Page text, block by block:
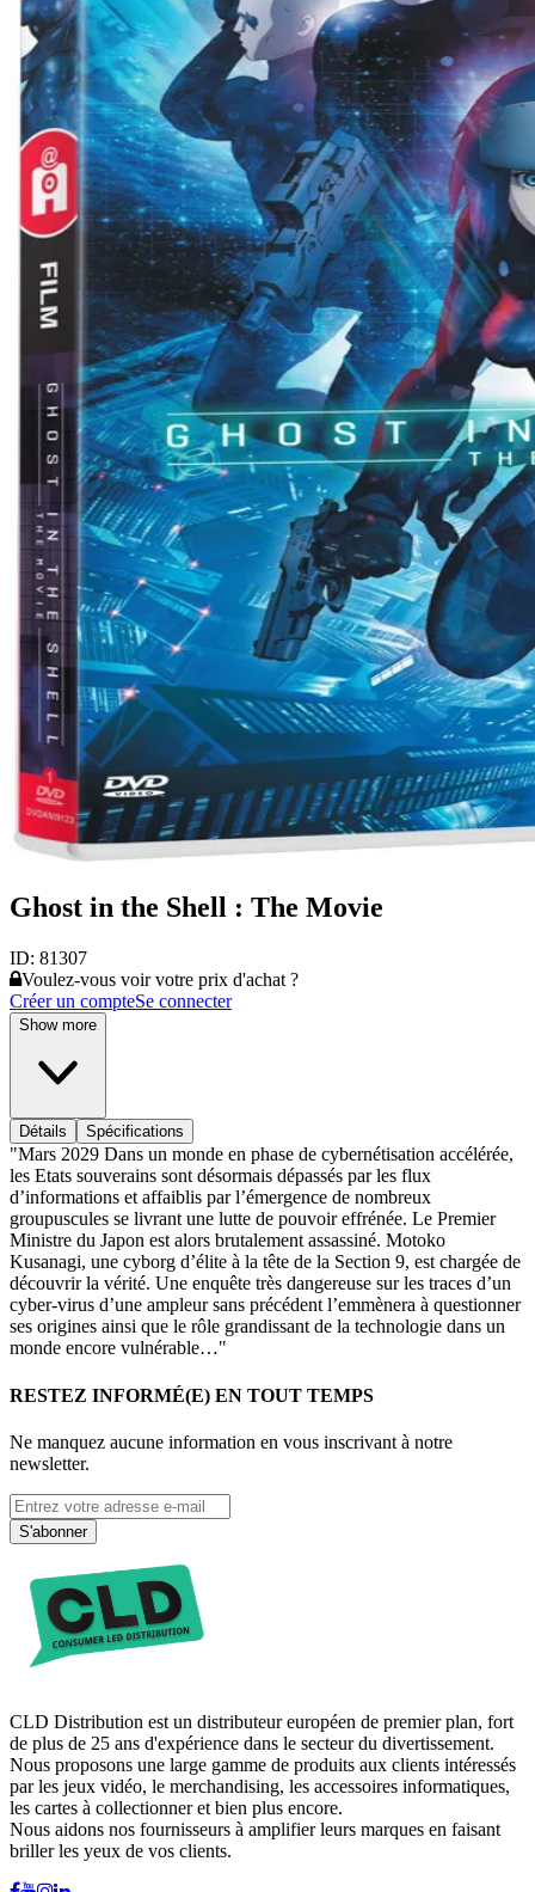
Ghost in the Shell : The Movie
ID: 81307
Voulez-vous voir votre prix d'achat ?
Créer un compteSe connecter
Show more
Détails Spécifications
"Mars 2029 Dans un monde en phase de cybernétisation accélérée,
les Etats souverains sont désormais dépassés par les flux
d’informations et affaiblis par l’émergence de nombreux
groupuscules se livrant une lutte de pouvoir effrénée. Le Premier
Ministre du Japon est alors brutalement assassiné. Motoko
Kusanagi, une cyborg d’élite à la tête de la Section 9, est chargée de
découvrir la vérité. Une enquête très dangereuse sur les traces d’un
cyber-virus d’une ampleur sans précédent l’emmènera à questionner
ses origines ainsi que le rôle grandissant de la technologie dans un
monde encore vulnérable…"
RESTEZ INFORMÉ(E) EN TOUT TEMPS
Ne manquez aucune information en vous inscrivant à notre
newsletter.
S'abonner
CLD Distribution est un distributeur européen de premier plan, fort
de plus de 25 ans d'expérience dans le secteur du divertissement.
Nous proposons une large gamme de produits aux clients intéressés
par les jeux vidéo, le merchandising, les accessoires informatiques,
les cartes à collectionner et bien plus encore.
Nous aidons nos fournisseurs à amplifier leurs marques en faisant
briller les yeux de vos clients.